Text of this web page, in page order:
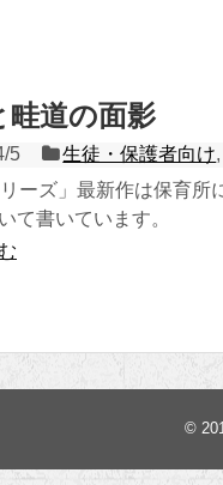
畦道の面影
5 生徒・保護者向け,
リーズ」最新作は保育
て書いています。
©